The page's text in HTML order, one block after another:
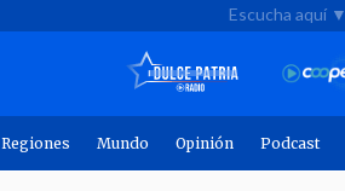
Escucha aquí ▼
Regiones Mundo Opinión Podcast